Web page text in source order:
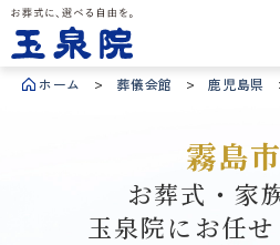
お葬式に、選べる自由を。
ホーム 葬儀会館 鹿児島県
霧島市
お葬式・家
玉泉院にお任せ